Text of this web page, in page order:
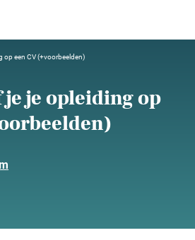
op een CV (+voorbeelden)
je opleiding op